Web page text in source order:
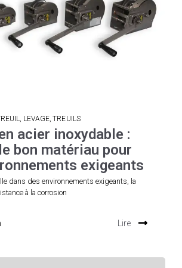
LEVAGE ,TREUILS
acier inoxydable :
bon matériau pour
exigeants
dans des environnements exigeants, la
à la corrosion
Lire